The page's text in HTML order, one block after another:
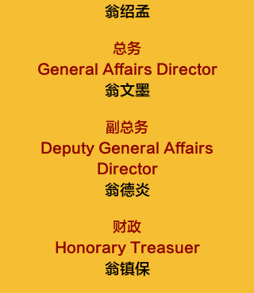
翁绍孟
总务
General Affairs Director
翁文墨
副总务
Deputy General Affairs
Director
翁德炎
财政
Honorary Treasuer
翁镇保